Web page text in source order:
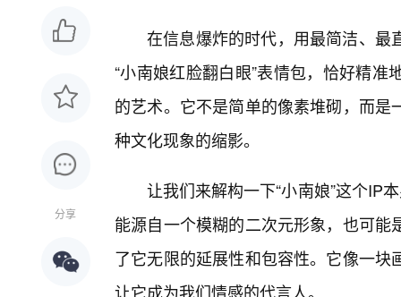
分享
在信息爆炸的时代，用最简洁、最
“小南娘红脸翻白眼”表情包，恰好精
的艺术。它不是简单的像素堆砌，而
种文化现象的缩影。
让我们来解构一下“小南娘”这个IP
能源自一个模糊的二次元形象，也可
了它无限的延展性和包容性。它像一
让它成为我们情感的代言人。